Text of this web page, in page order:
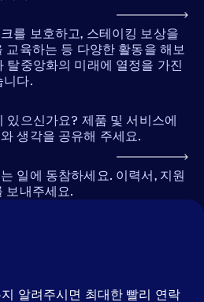
를 보호하고, 스테이킹 보상을
교육하는 등 다양한 활동을 해보
탈중앙화의 미래에 열정을 가진
니다.
있으신가요? 제품 및 서비스에
생각을 공유해 주세요.
일에 동참하세요. 이력서, 지원
보내주세요.
알려주시면 최대한 빨리 연락